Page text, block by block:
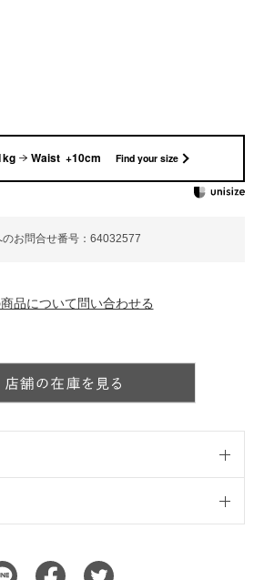
お問合せ番号：64032577
品について問い合わせる
Waist +10cm Find your size